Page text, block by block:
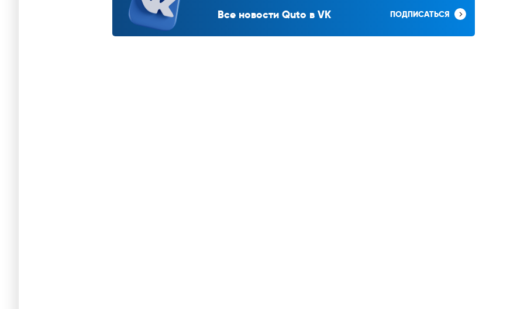
Все новости Quto в VK ПОДПИСАТЬСЯ